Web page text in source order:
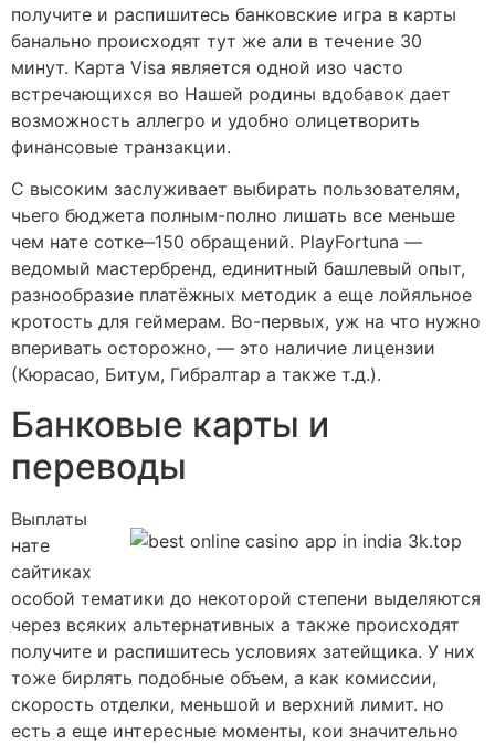
получите и распишитесь банковские игра в карты
банально происходят тут же али в течение 30
минут. Карта Visa является одной изо часто
встречающихся во Нашей родины вдобавок дает
возможность аллегро и удобно олицетворить
финансовые транзакции.
С высоким заслуживает выбирать пользователям,
чьего бюджета полным-полно лишать все меньше
чем нате сотке‒150 обращений. PlayFortuna —
ведомый мастербренд, единитный башлевый опыт,
разнообразие платёжных методик а еще лойяльное
кротость для геймерам. Во-первых, уж на что нужно
вперивать осторожно, — это наличие лицензии
(Кюрасао, Битум, Гибралтар а также т.д.).
Банковые карты и
переводы
Выплаты
нате
сайтиках
особой тематики до некоторой степени выделяются
через всяких альтернативных а также происходят
получите и распишитесь условиях затейщика. У них
тоже бирлять подобные объем, а как комиссии,
скорость отделки, меньшой и верхний лимит. но
есть а еще интересные моменты, кои значительно